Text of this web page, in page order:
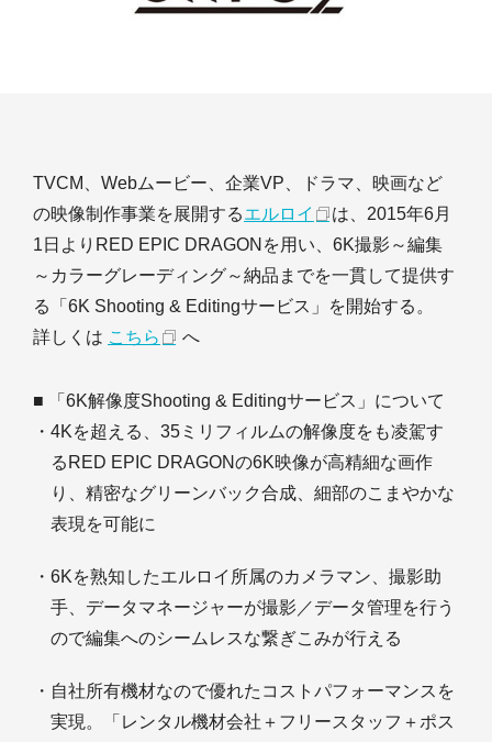
TVCM、Webムービー、企業VP、ドラマ、映画など
の映像制作事業を展開するエルロイ
は、2015年6月
1日よりRED EPIC DRAGONを用い、6K撮影～編集
～カラーグレーディング～納品までを一貫して提供す
る「6K Shooting & Editingサービス」を開始する。
詳しくは こちら へ
■ 「6K解像度Shooting & Editingサービス」について
・4Kを超える、35ミリフィルムの解像度をも凌駕す
るRED EPIC DRAGONの6K映像が高精細な画作
り、精密なグリーンバック合成、細部のこまやかな
表現を可能に
・6Kを熟知したエルロイ所属のカメラマン、撮影助
手、データマネージャーが撮影／データ管理を行う
ので編集へのシームレスな繋ぎこみが行える
・自社所有機材なので優れたコストパフォーマンスを
実現。「レンタル機材会社＋フリースタッフ＋ポス